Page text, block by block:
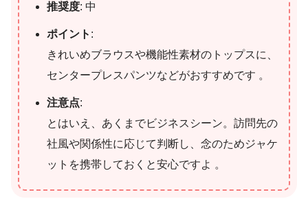
推奨度: 中
ポイント :
きれいめブラウスや機能性素材のトップスに、
センタープレスパンツなどがおすすめです 。
注意点:
とはいえ、あくまでビジネスシーン。訪問先の
社風や関係性に応じて判断し、念のためジャケ
ットを携帯しておくと安心ですよ 。